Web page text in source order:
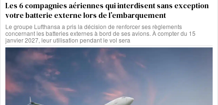
Les 6 compagnies aériennes qui interdisent sans exception
votre batterie externe lors de l’embarquement
Le groupe Lufthansa a pris la décision de renforcer ses règlements
concernant les batteries externes à bord de ses avions. À compter du 15
janvier 2027, leur utilisation pendant le vol sera